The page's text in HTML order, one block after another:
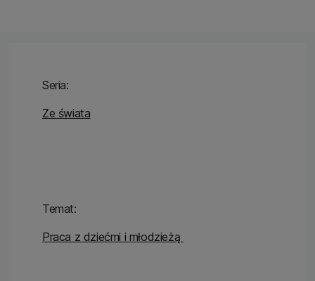
Seria:
Ze świata
Temat:
Praca z dziećmi i młodzieżą